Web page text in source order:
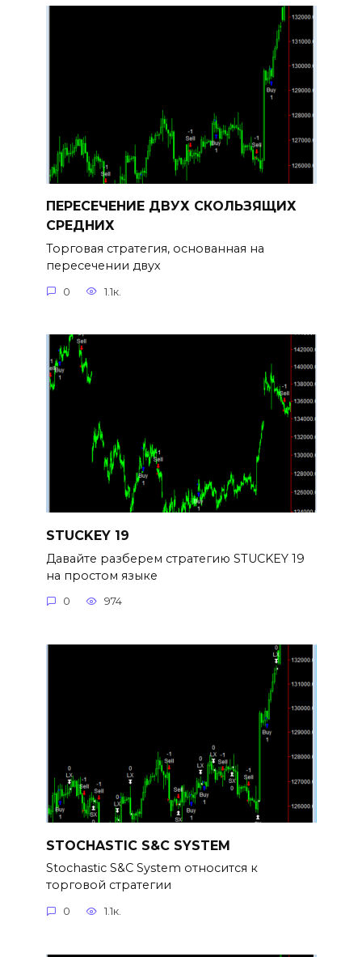
ПЕРЕСЕЧЕНИЕ ДВУХ СКОЛЬЗЯЩИХ
СРЕДНИХ
Торговая стратегия, основанная на
пересечении двух
0 1.1к.
STUCKEY 19
Давайте разберем стратегию STUCKEY 19
на простом языке
0 974
STOCHASTIC S&C SYSTEM
Stochastic S&C System относится к
торговой стратегии
0 1.1к.